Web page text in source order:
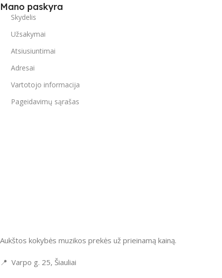
Mano paskyra
Skydelis
Užsakymai
Atsiusiuntimai
Adresai
Vartotojo informacija
Pageidavimų sąrašas
Aukštos kokybės muzikos prekės už prieinamą kainą.
📍 Varpo g. 25, Šiauliai